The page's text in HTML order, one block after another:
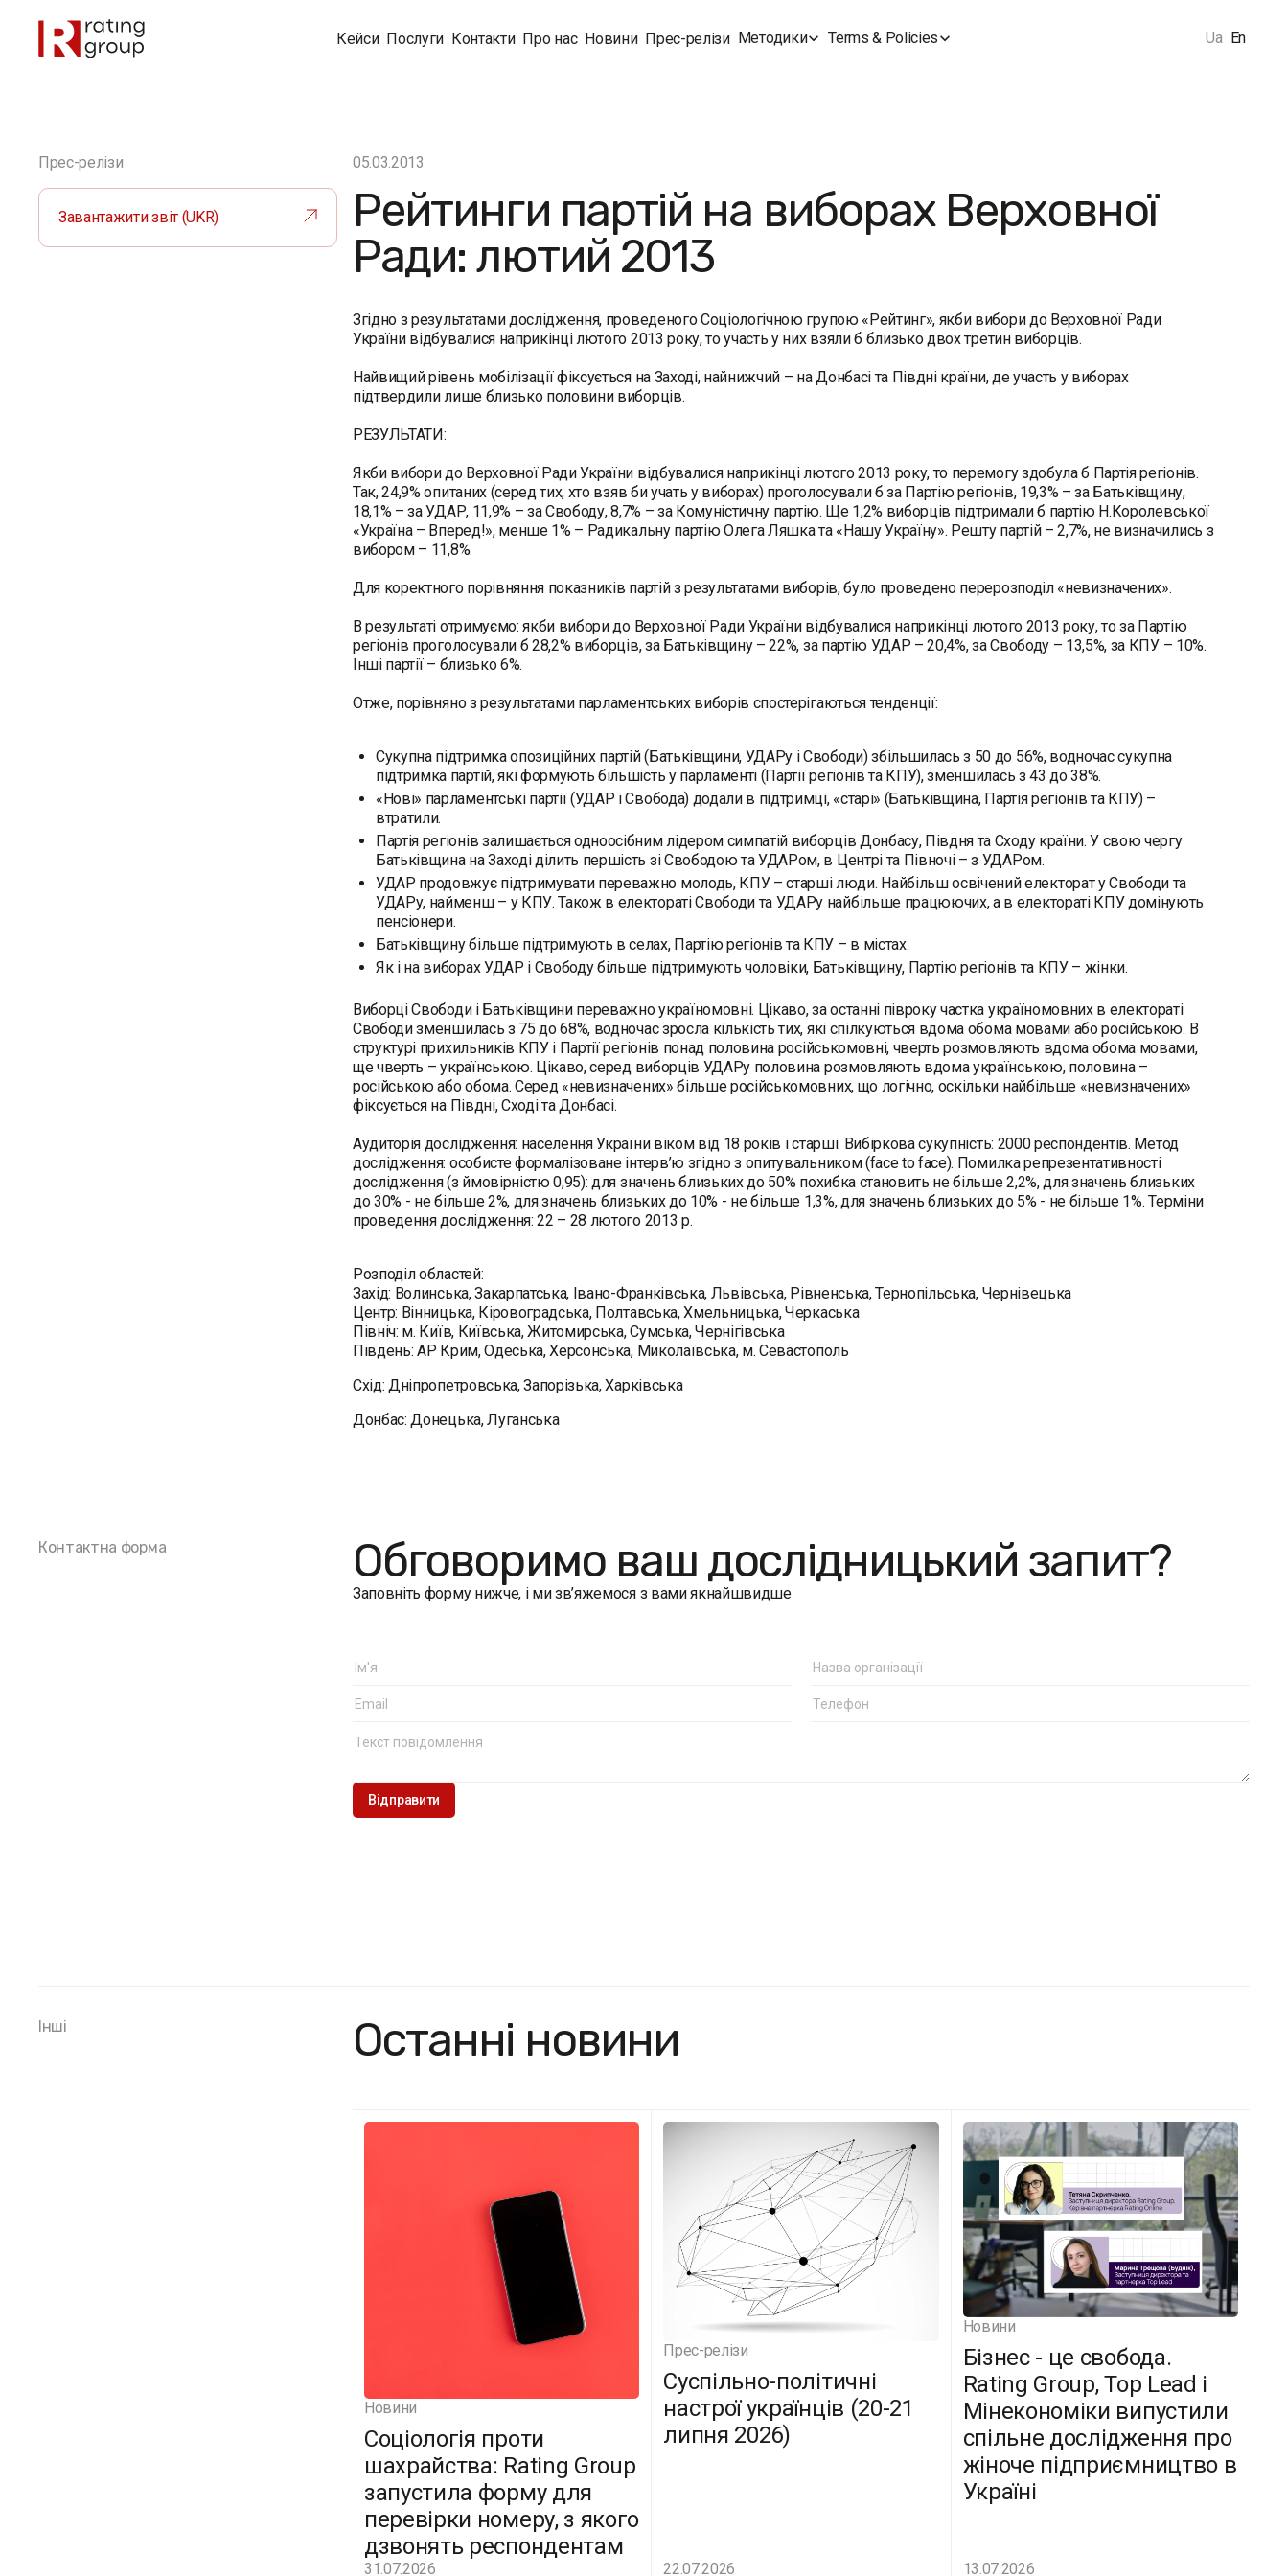
Кейси Послуги Контакти Про нас Новини Прес-релізи Методики Terms & Policies Ua En
Прес-релізи
Завантажити звіт (UKR)
05.03.2013
Рейтинги партій на виборах Верховної
Ради: лютий 2013
Згідно з результатами дослідження, проведеного Соціологічною групою «Рейтинг», якби вибори до Верховної Ради
України відбувалися наприкінці лютого 2013 року, то участь у них взяли б близько двох третин виборців.
Найвищий рівень мобілізації фіксується на Заході, найнижчий – на Донбасі та Півдні країни, де участь у виборах
підтвердили лише близько половини виборців.
РЕЗУЛЬТАТИ:
Якби вибори до Верховної Ради України відбувалися наприкінці лютого 2013 року, то перемогу здобула б Партія регіонів.
Так, 24,9% опитаних (серед тих, хто взяв би учать у виборах) проголосували б за Партію регіонів, 19,3% – за Батьківщину,
18,1% – за УДАР, 11,9% – за Свободу, 8,7% – за Комуністичну партію. Ще 1,2% виборців підтримали б партію Н.Королевської
«Україна – Вперед!», менше 1% – Радикальну партію Олега Ляшка та «Нашу Україну». Решту партій – 2,7%, не визначились з
вибором – 11,8%.
Для коректного порівняння показників партій з результатами виборів, було проведено перерозподіл «невизначених».
В результаті отримуємо: якби вибори до Верховної Ради України відбувалися наприкінці лютого 2013 року, то за Партію
регіонів проголосували б 28,2% виборців, за Батьківщину – 22%, за партію УДАР – 20,4%, за Свободу – 13,5%, за КПУ – 10%.
Інші партії – близько 6%.
Отже, порівняно з результатами парламентських виборів спостерігаються тенденції:
Сукупна підтримка опозиційних партій (Батьківщини, УДАРу і Свободи) збільшилась з 50 до 56%, водночас сукупна
підтримка партій, які формують більшість у парламенті (Партії регіонів та КПУ), зменшилась з 43 до 38%.
«Нові» парламентські партії (УДАР і Свобода) додали в підтримці, «старі» (Батьківщина, Партія регіонів та КПУ) –
втратили.
Партія регіонів залишається одноосібним лідером симпатій виборців Донбасу, Півдня та Сходу країни. У свою чергу
Батьківщина на Заході ділить першість зі Свободою та УДАРом, в Центрі та Півночі – з УДАРом.
УДАР продовжує підтримувати переважно молодь, КПУ – старші люди. Найбільш освічений електорат у Свободи та
УДАРу, найменш – у КПУ. Також в електораті Свободи та УДАРу найбільше працюючих, а в електораті КПУ домінують
пенсіонери.
Батьківщину більше підтримують в селах, Партію регіонів та КПУ – в містах.
Як і на виборах УДАР і Свободу більше підтримують чоловіки, Батьківщину, Партію регіонів та КПУ – жінки.
Виборці Свободи і Батьківщини переважно україномовні. Цікаво, за останні півроку частка україномовних в електораті
Свободи зменшилась з 75 до 68%, водночас зросла кількість тих, які спілкуються вдома обома мовами або російською. В
структурі прихильників КПУ і Партії регіонів понад половина російськомовні, чверть розмовляють вдома обома мовами,
ще чверть – українською. Цікаво, серед виборців УДАРу половина розмовляють вдома українською, половина –
російською або обома. Серед «невизначених» більше російськомовних, що логічно, оскільки найбільше «невизначених»
фіксується на Півдні, Сході та Донбасі.
Аудиторія дослідження: населення України віком від 18 років і старші. Вибіркова сукупність: 2000 респондентів. Метод
дослідження: особисте формалізоване інтерв’ю згідно з опитувальником (face to face). Помилка репрезентативності
дослідження (з ймовірністю 0,95): для значень близьких до 50% похибка становить не більше 2,2%, для значень близьких
до 30% - не більше 2%, для значень близьких до 10% - не більше 1,3%, для значень близьких до 5% - не більше 1%. Терміни
проведення дослідження: 22 – 28 лютого 2013 р.
Розподіл областей:
Захід: Волинська, Закарпатська, Івано-Франківська, Львівська, Рівненська, Тернопільська, Чернівецька
Центр: Вінницька, Кіровоградська, Полтавська, Хмельницька, Черкаська
Північ: м. Київ, Київська, Житомирська, Сумська, Чернігівська
Південь: АР Крим, Одеська, Херсонська, Миколаївська, м. Севастополь
Схід: Дніпропетровська, Запорізька, Харківська
Донбас: Донецька, Луганська
Контактна форма Обговоримо ваш дослідницький запит?
Заповніть форму нижче, і ми зв’яжемося з вами якнайшвидше
Інші Останні новини
Новини
Соціологія проти
шахрайства: Rating Group
запустила форму для
перевірки номеру, з якого
дзвонять респондентам
31.07.2026
Прес-релізи
Суспільно-політичні
настрої українців (20-21
липня 2026)
22.07.2026
Новини
Бізнес - це свобода.
Rating Group, Top Lead і
Мінекономіки випустили
спільне дослідження про
жіноче підприємництво в
Україні
13.07.2026